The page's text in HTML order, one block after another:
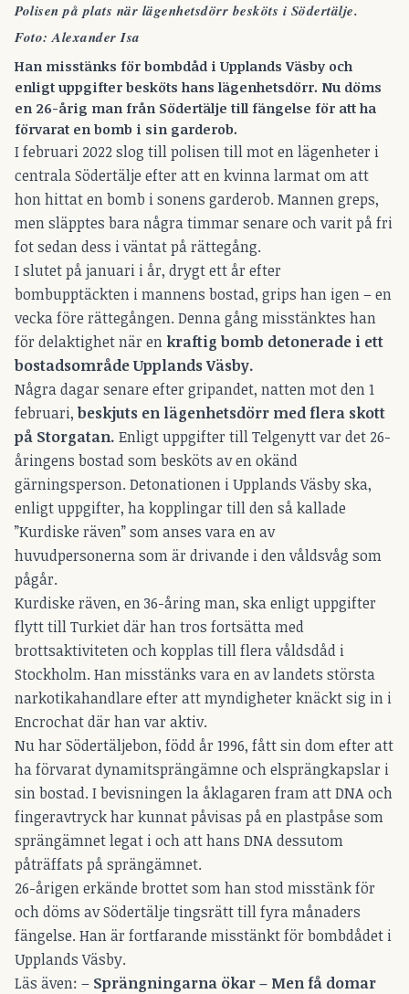
Polisen på plats när lägenhetsdörr besköts i Södertälje.
Foto: Alexander Isa
Han misstänks för bombdåd i Upplands Väsby och
enligt uppgifter besköts hans lägenhetsdörr. Nu döms
en 26-årig man från Södertälje till fängelse för att ha
förvarat en bomb i sin garderob.
I februari 2022 slog till polisen till mot en lägenheter i
centrala Södertälje efter att en kvinna larmat om att
hon hittat en bomb i sonens garderob. Mannen greps,
men släpptes bara några timmar senare och varit på fri
fot sedan dess i väntat på rättegång.
I slutet på januari i år, drygt ett år efter
bombupptäckten i mannens bostad, grips han igen – en
vecka före rättegången. Denna gång misstänktes han
för delaktighet när en kraftig bomb detonerade i ett
bostadsområde Upplands Väsby.
Några dagar senare efter gripandet, natten mot den 1
februari, beskjuts en lägenhetsdörr med flera skott
på Storgatan. Enligt uppgifter till Telgenytt var det 26-
åringens bostad som besköts av en okänd
gärningsperson. Detonationen i Upplands Väsby ska,
enligt uppgifter, ha kopplingar till den så kallade
”Kurdiske räven” som anses vara en av
huvudpersonerna som är drivande i den våldsvåg som
pågår.
Kurdiske räven, en 36-åring man, ska enligt uppgifter
flytt till Turkiet där han tros fortsätta med
brottsaktiviteten och kopplas till flera våldsdåd i
Stockholm. Han misstänks vara en av landets största
narkotikahandlare efter att myndigheter knäckt sig in i
Encrochat där han var aktiv.
Nu har Södertäljebon, född år 1996, fått sin dom efter att
ha förvarat dynamitsprängämne och elsprängkapslar i
sin bostad. I bevisningen la åklagaren fram att DNA och
fingeravtryck har kunnat påvisas på en plastpåse som
sprängämnet legat i och att hans DNA dessutom
påträffats på sprängämnet.
26-årigen erkände brottet som han stod misstänk för
och döms av Södertälje tingsrätt till fyra månaders
fängelse. Han är fortfarande misstänkt för bombdådet i
Upplands Väsby.
Läs även: – Sprängningarna ökar – Men få domar